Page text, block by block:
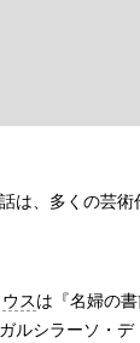
は、多くの芸術
スは『名婦の
ガルシラーソ・デ